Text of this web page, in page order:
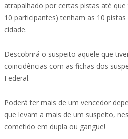
atrapalhado por certas pistas até
10 participantes) tenham as 10
cidade.
Descobrirá o suspeito aquele que
coincidências com as fichas dos
Federal.
Poderá ter mais de um vencedor
que levam a mais de um suspeito,
cometido em dupla ou gangue!